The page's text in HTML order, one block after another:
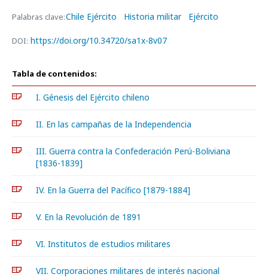
Palabras clave:Chile Ejército Historia militar Ejército
DOI: https://doi.org/10.34720/sa1x-8v07
Tabla de contenidos:
I. Génesis del Ejército chileno
II. En las campañas de la Independencia
III. Guerra contra la Confederación Perú-Boliviana
[1836-1839]
IV. En la Guerra del Pacífico [1879-1884]
V. En la Revolución de 1891
VI. Institutos de estudios militares
VII. Corporaciones militares de interés nacional